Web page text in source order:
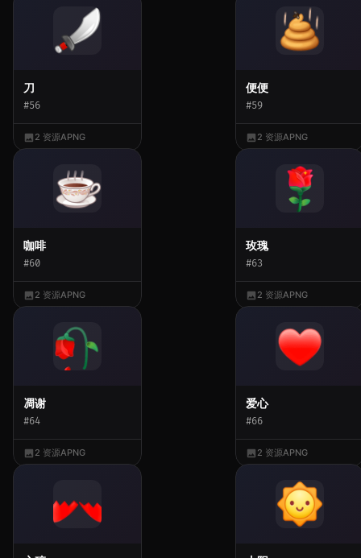
刀
#56
2 资源APNG
便便
#59
2 资源APNG
咖啡
#60
2 资源APNG
玫瑰
#63
2 资源APNG
凋谢
#64
2 资源APNG
爱心
#66
2 资源APNG